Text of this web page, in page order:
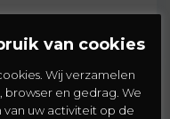
van cookies
Wij verzamelen
en gedrag. We
uw activiteit op de